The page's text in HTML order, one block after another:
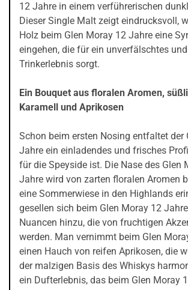
12 Jahre in einem verführerischen
Dieser Single Malt zeigt eindrucksvoll,
Holz beim Glen Moray 12 Jahre eine
eingehen, die für ein unverfälschtes
Trinkerlebnis sorgt.
Ein Bouquet aus floralen Aromen,
Karamell und Aprikosen
Schon beim ersten Nosing entfaltet der
Jahre ein einladendes und frisches
für die Speyside ist. Die Nase des Glen
Jahre wird von zarten floralen Aromen
eine Sommerwiese in den Highlands
gesellen sich beim Glen Moray 12
Nuancen hinzu, die von fruchtigen
werden. Man vernimmt beim Glen
einen Hauch von reifen Aprikosen, die
der malzigen Basis des Whiskys
ein Dufterlebnis, das beim Glen Moray